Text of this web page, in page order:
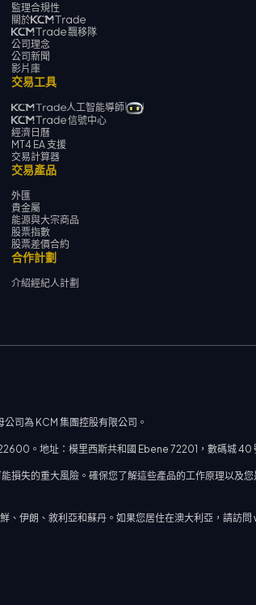
監理合規性
關於
飄移隊
公司理念
公司新聞
影片庫
交易工具
人工智能導師
信號中心
經濟日曆
MT4 EA 支援
交易計算器
交易產品
外匯
貴金屬
能源與大宗商品
股票指數
股票差價合約
合作計劃
介紹經紀人計劃
司為 KCM 集團控股有限公司。
。地址：模里西斯共和國 Ebene 72201，數碼城 40
損失的重大風險。確保您了解這些產品的工作原理以及
、伊朗、敘利亞和蘇丹。如果您居住在澳大利亞，請